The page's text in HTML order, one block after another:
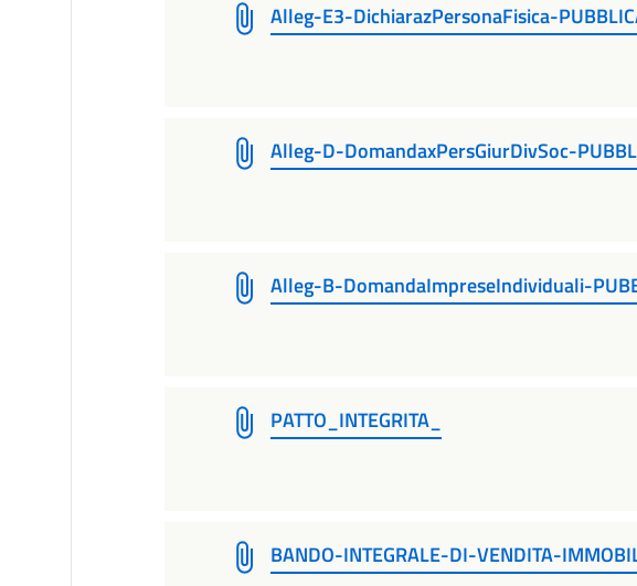
Alleg-E3-DichiarazPersonaFisica-
Alleg-D-DomandaxPersGiurDivSoc-
Alleg-B-DomandaImpreseIndividuali-
PATTO_INTEGRITA_
BANDO-INTEGRALE-DI-VENDITA-